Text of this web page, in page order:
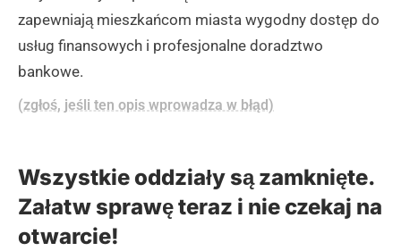
zapewniają mieszkańcom miasta wygodny dostęp do
usług finansowych i profesjonalne doradztwo
bankowe.
(zgłoś, jeśli ten opis wprowadza w błąd)
Wszystkie oddziały są zamknięte.
Załatw sprawę teraz i nie czekaj na
otwarcie!